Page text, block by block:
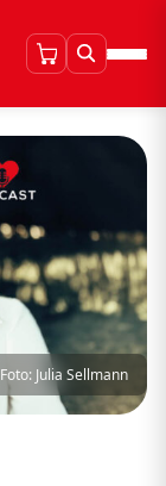
Foto: Julia Sellmann